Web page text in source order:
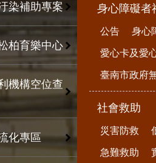
染補助專案
柏育樂中心
機構空位查
化專區
身心障礙者
公告 身心
愛心卡及愛
臺南市政府
社會救助
災害防救
急難救助